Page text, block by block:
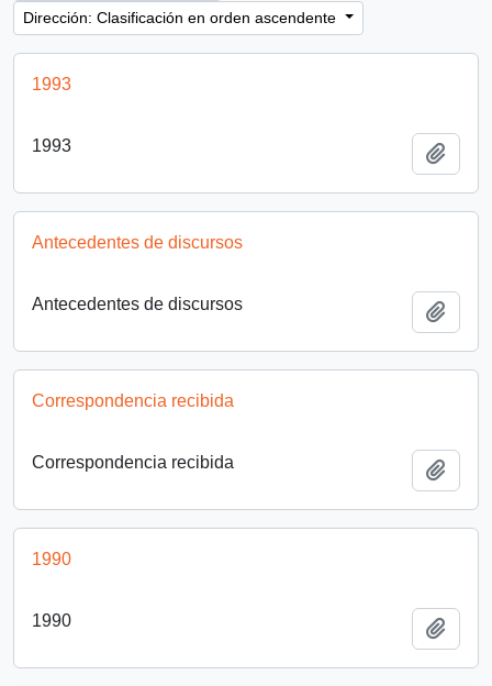
Dirección: Clasificación en orden ascendente
1993
1993
Antecedentes de discursos
Antecedentes de discursos
Correspondencia recibida
Correspondencia recibida
1990
1990